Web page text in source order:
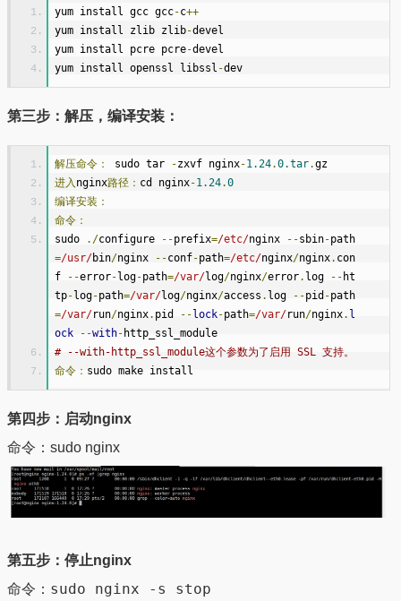
yum install gcc gcc-c++
yum install zlib zlib-devel
yum install pcre pcre-devel
yum install openssl libssl -dev
第三步：解压，编译安装：
解压命令： sudo tar -zxvf nginx-1.24.0.tar.gz
进入 nginx路径： cd nginx-1.24.0
编译安装：
命令：
sudo
./configure --prefix=/etc/nginx --sbin-path
=/usr/bin/nginx --conf-path=/etc/nginx/nginx. con
f
--error-log-path=/var/log/nginx/error. log -- ht
tp-log-path=/var/log/nginx/access . log --pid -path
=/var/run/nginx. pid --lock-path=/var/run/nginx. l
ock
--with- http_ssl_module
# --with-http_ssl_module这个参数为了启用 SSL 支持。
命令： sudo make install
第四步：启动nginx
命令：sudo nginx
第五步：停止nginx
命令：sudo nginx -s stop